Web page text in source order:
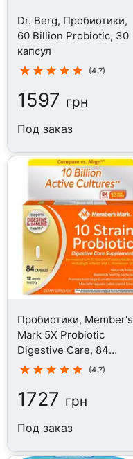
Dr. Berg, Пробиотики,
60 Billion Probiotic, 30
капсул
(4.7)
1597 грн
Под заказ
Пробиотики, Member's
Mark 5X Probiotic
Digestive Care, 84
капсул
(4.7)
1727 грн
Под заказ